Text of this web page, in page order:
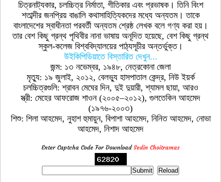
চিত্রনাট্যকার, চলচ্চিত্র নির্মাতা, গীতিকার এবং প্রভাষক। তিনি বিংশ
শতাব্দীর জনপ্রিয় বাঙালি কথাসাহিত্যিকদের মধ্যে অন্যতম। তাকে
বাংলাদেশের স্বাধীনতা পরবর্তী অন্যতম শ্রেষ্ঠ লেখক বলে গণ্য করা হয়।
তার বেশ কিছু গ্রন্থ পৃথিবীর নানা ভাষায় অনূদিত হয়েছে, বেশ কিছু গ্রন্থ
স্কুল-কলেজ বিশ্ববিদ্যালয়ের পাঠ্যসূচীর অন্তর্ভুক্ত।
উইকিপিডিয়াতে বিস্তারিত দেখুন...
জন্ম: ১৩ নভেম্বর, ১৯৪৮, নেত্রকোনা জেলা
মৃত্যু: ১৯ জুলাই, ২০১২, বেলভ্যু হাসপাতাল কেন্দ্র, নিউ ইয়র্ক
চলচ্চিত্রগুলি: শ্রাবন মেঘের দিন, দুই দুয়ারী, শ্যামল ছায়া, আরও
স্ত্রী: মেহের আফরোজ শাওন (২০০৫–২০১২), গুলতেকিন আহমেদ
(১৯৭৬-২০০৩)
শিশু: শিলা আহমেদ, নুহাশ হুমায়ুন, বিপাশা আহমেদ, নিনিত আহমেদ, নোভা
আহমেদ, নিশাদ আহমেদ
Enter Captcha Code For Download Sedin Choitramas